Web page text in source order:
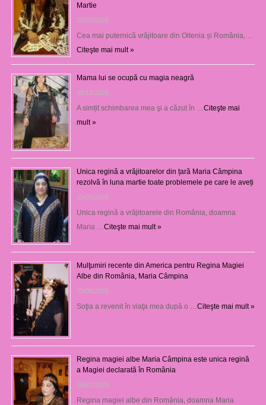
Martie
25/03/2026
Cea mai puternică vrăjitoare din Oltenia și România, …
Citeşte mai mult »
Mama lui se ocupă cu magia neagră
05/12/2025
A simțit schimbarea mea şi a căzut în … Citeşte mai
mult »
Unica regină a vrăjitoarelor din țară Maria Câmpina
rezolvă în luna martie toate problemele pe care le aveți
25/09/2025
Unica regină a vrăjitoarele din România, doamna
Maria … Citeşte mai mult »
Mulţumiri recente din America pentru Regina Magiei
Albe din România, Maria Câmpina
23/08/2025
Soţia a revenit în viaţa mea după o … Citeşte mai mult »
Regina magiei albe Maria Câmpina este unica regină
a Magiei declarată în România
16/07/2025
Regina magiei albe din România, doamna Maria